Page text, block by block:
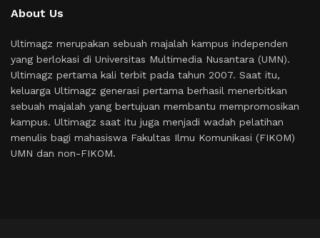
About Us
Ultimagz merupakan sebuah majalah kampus independen
yang berlokasi di Universitas Multimedia Nusantara (UMN).
Ultimagz pertama kali terbit pada tahun 2007. Saat itu,
keluarga Ultimagz generasi pertama berhasil menerbitkan
sebuah majalah yang bertujuan membantu mempromosikan
kampus. Ultimagz saat itu juga menjadi wadah pelatihan
menulis bagi mahasiswa Fakultas Ilmu Komunikasi (FIKOM)
UMN dan non-FIKOM.